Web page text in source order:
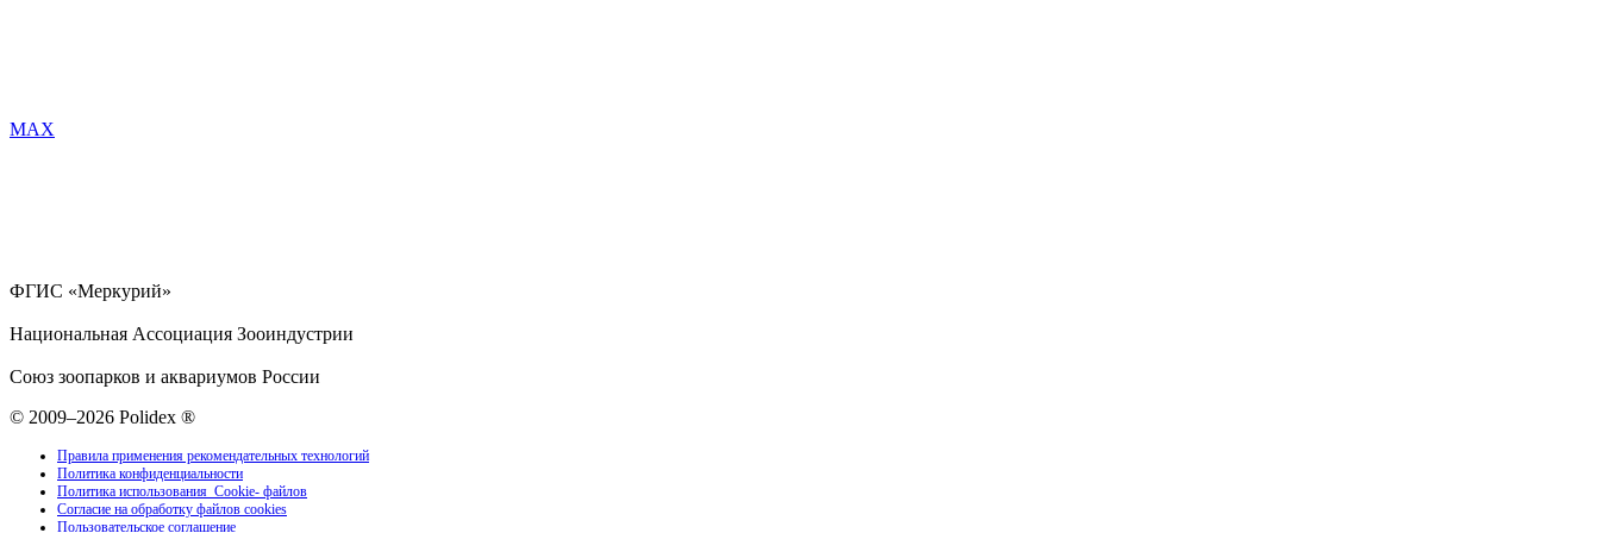
MAX
ФГИС «Меркурий»
Национальная Ассоциация Зооиндустрии
Союз зоопарков и аквариумов России
© 2009–2026 Polidex ®
Правила применения рекомендательных технологий
Политика конфиденциальности
Политика использования Cookie- файлов
Согласие на обработку файлов cookies
Пользовательское соглашение